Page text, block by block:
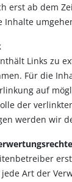
erst ab dem
Inhalte
Links zu
Für die
auf
der
werden wir
Art der